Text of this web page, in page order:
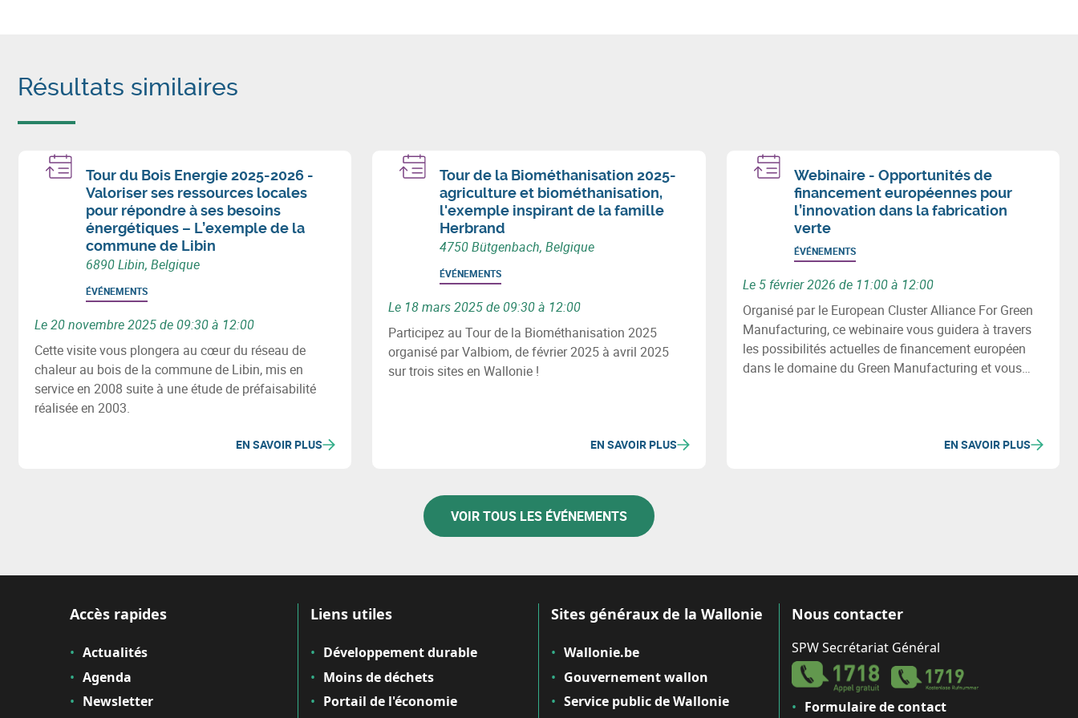
Résultats similaires
Tour du Bois Energie 2025-2026 -
Valoriser ses ressources locales
pour répondre à ses besoins
énergétiques – L’exemple de la
commune de Libin
6890 Libin, Belgique
ÉVÉNEMENTS
Le 20 novembre 2025 de 09:30 à 12:00
Cette visite vous plongera au cœur du réseau de
chaleur au bois de la commune de Libin, mis en
service en 2008 suite à une étude de préfaisabilité
réalisée en 2003.
EN SAVOIR PLUS
Tour de la Biométhanisation 2025-
agriculture et biométhanisation,
l'exemple inspirant de la famille
Herbrand
4750 Bütgenbach, Belgique
ÉVÉNEMENTS
Le 18 mars 2025 de 09:30 à 12:00
Participez au Tour de la Biométhanisation 2025
organisé par Valbiom, de février 2025 à avril 2025
sur trois sites en Wallonie !
EN SAVOIR PLUS
Webinaire - Opportunités de
financement européennes pour
l’innovation dans la fabrication
verte
ÉVÉNEMENTS
Le 5 février 2026 de 11:00 à 12:00
Organisé par le European Cluster Alliance For Green
Manufacturing, ce webinaire vous guidera à travers
les possibilités actuelles de financement européen
dans le domaine du Green Manufacturing et vous
EN SAVOIR PLUS
VOIR TOUS LES ÉVÉNEMENTS
Accès rapides
Actualités
Agenda
Newsletter
Liens utiles
Développement durable
Moins de déchets
Portail de l'économie
Sites généraux de la Wallonie
Wallonie.be
Gouvernement wallon
Service public de Wallonie
Nous contacter
SPW Secrétariat Général
Formulaire de contact